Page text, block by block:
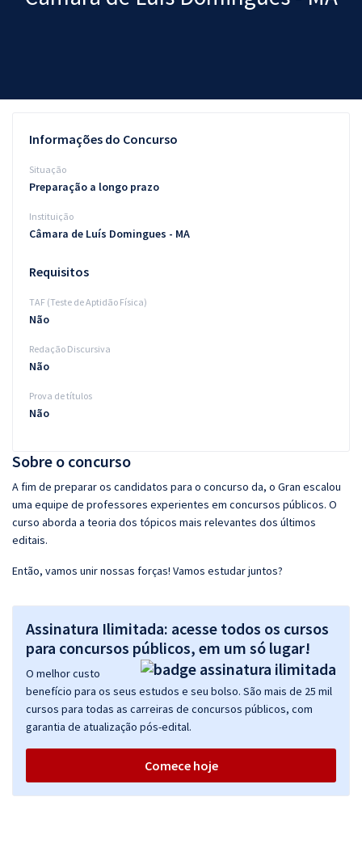
Questões grátis
Blog
Atendimento
Sobre o concurso
A fim de preparar os candidatos para o concurso da, o Gran escalou
uma equipe de professores experientes em concursos públicos. O
curso aborda a teoria dos tópicos mais relevantes dos últimos
editais.
Então, vamos unir nossas forças! Vamos estudar juntos?
Assinatura Ilimitada: acesse todos os cursos
para concursos públicos, em um só lugar!
O melhor custo
benefício para os seus estudos e seu bolso. São mais de 25 mil
cursos para todas as carreiras de concursos públicos, com
garantia de atualização pós-edital.
Comece hoje
Informações do Concurso
Situação
Preparação a longo prazo
Instituição
Câmara de Luís Domingues - MA
Requisitos
TAF (Teste de Aptidão Física)
Não
Redação Discursiva
Não
Prova de títulos
Não